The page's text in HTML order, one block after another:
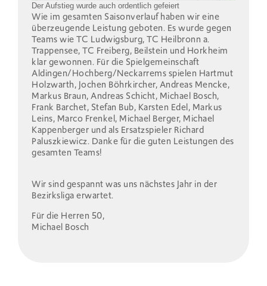
Der Aufstieg wurde auch ordentlich gefeiert
Wie im gesamten Saisonverlauf haben wir eine
überzeugende Leistung geboten. Es wurde gegen
Teams wie TC Ludwigsburg, TC Heilbronn a.
Trappensee, TC Freiberg, Beilstein und Horkheim
klar gewonnen. Für die Spielgemeinschaft
Aldingen/Hochberg/Neckarrems spielen Hartmut
Holzwarth, Jochen Böhrkircher, Andreas Mencke,
Markus Braun, Andreas Schicht, Michael Bosch,
Frank Barchet, Stefan Bub, Karsten Edel, Markus
Leins, Marco Frenkel, Michael Berger, Michael
Kappenberger und als Ersatzspieler Richard
Paluszkiewicz. Danke für die guten Leistungen des
gesamten Teams!
Wir sind gespannt was uns nächstes Jahr in der
Bezirksliga erwartet.
Für die Herren 50,
Michael Bosch